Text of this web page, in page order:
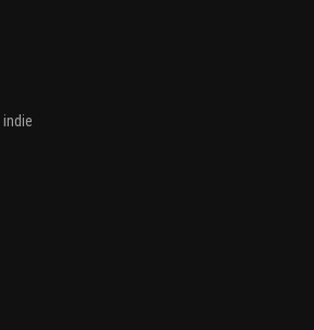
indie